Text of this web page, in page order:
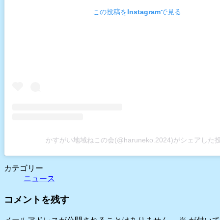
この投稿をInstagramで見る
かすがい地域ねこの会(@haruneko.2024)がシェアした
カテゴリー
ニュース
コメントを残す